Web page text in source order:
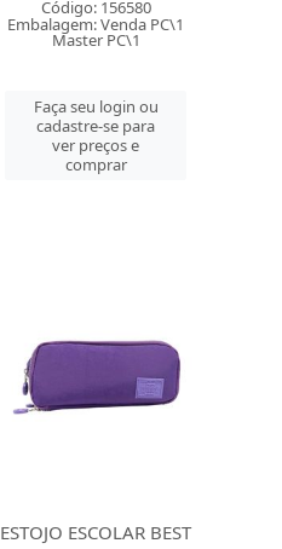
Código: 156580
Embalagem: Venda PC\1
Master PC\1
Faça seu login ou
cadastre-se para
ver preços e
comprar
ESTOJO ESCOLAR BEST